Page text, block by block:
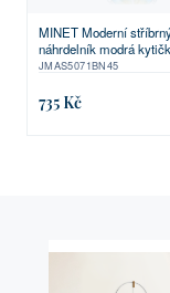
MINET Moderní
náhrdelník modrá
JMAS5071BN45
735 Kč